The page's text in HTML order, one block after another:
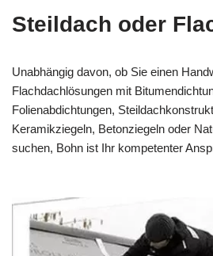
Steildach oder
Unabhängig davon, ob Sie einen
Flachdachlösungen mit
Folienabdichtungen,
Keramikziegeln, Betonziegeln oder
suchen, Bohn ist Ihr kompetenter